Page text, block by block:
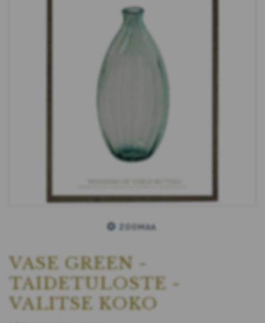
ZOOMAA
VASE GREEN -
TAIDETULOSTE -
VALITSE KOKO